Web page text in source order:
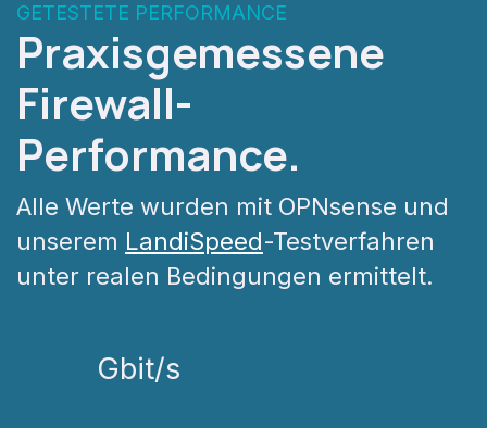
GETESTETE PERFORMANCE
Praxisgemessene
Firewall-
Performance.
Alle Werte wurden mit OPNsense und
unserem LandiSpeed-Testverfahren
unter realen Bedingungen ermittelt.
Gbit/s